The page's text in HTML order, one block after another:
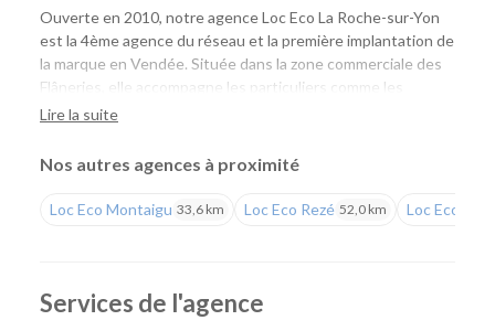
Ouverte en 2010, notre agence Loc Eco La Roche-sur-Yon
est la 4ème agence du réseau et la première implantation de
la marque en Vendée. Située dans la zone commerciale des
Flâneries, elle accompagne les particuliers comme les
professionnels avec une large gamme de véhicules de
de proximité reconnu.
Une agence pour tous vos projets
vous ayez besoin de remplacer temporairement votre
véhicule, notre agence vous accompagne avec une solution
Lire la suite
Nos autres agences à proximité
Loc Eco Montaigu 33,6 km Loc Eco Rezé 52,0 km Loc Eco
Services de l'agence